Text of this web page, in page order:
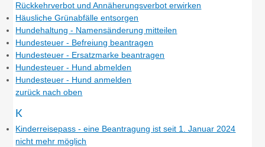
Rückkehrverbot und Annäherungsverbot erwirken
Häusliche Grünabfälle entsorgen
Hundehaltung - Namensänderung mitteilen
Hundesteuer - Befreiung beantragen
Hundesteuer - Ersatzmarke beantragen
Hundesteuer - Hund abmelden
Hundesteuer - Hund anmelden
zurück nach oben
K
Kinderreisepass - eine Beantragung ist seit 1. Januar 2024
nicht mehr möglich